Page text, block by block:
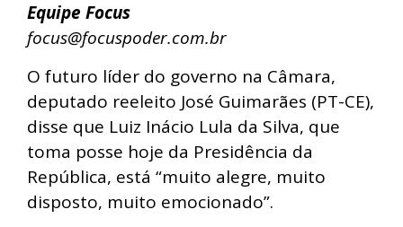
Equipe Focus
focus@focuspoder.com.br
O futuro líder do governo na Câmara,
deputado reeleito José Guimarães (PT-CE),
disse que Luiz Inácio Lula da Silva, que
toma posse hoje da Presidência da
República, está “muito alegre, muito
disposto, muito emocionado”.